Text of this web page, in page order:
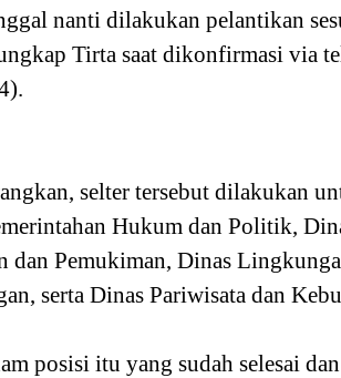
nanti dilakukan pelantikan
Tirta saat dikonfirmasi via
selter tersebut dilakukan
Hukum dan Politik,
dan Pemukiman, Dinas
serta Dinas Pariwisata dan
posisi itu yang sudah selesai